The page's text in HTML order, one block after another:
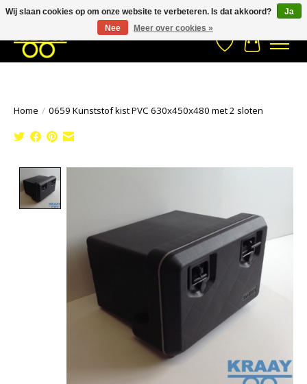
033- 2470 538 info@kraaybv.com Stuur een Whatsapp bericht
Verlanglijst
Home / 0659 Kunststof kist PVC 630x450x480 met 2 sloten
Wij slaan cookies op om onze website te verbeteren. Is dat akkoord?
Ja
Nee
Meer over cookies »